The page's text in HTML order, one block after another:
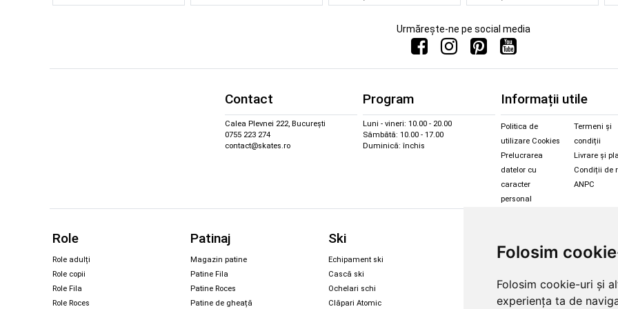
Folosim
Folosim cookie-uri și
experiența ta de
Urmărește-ne pe social media
Contact
Calea Plevnei 222, București
0755 223 274
contact@skates.ro
Program
Luni - vineri: 10.00 - 20.00
Sâmbătă: 10.00 - 17.00
Duminică: închis
Informații utile
Politica de
utilizare Cookies
Prelucrarea
datelor cu
caracter
personal
Termeni și
condiții
Livrare și
Condiții de
ANPC
Role
Role adulți
Role copii
Role Fila
Role Roces
Patinaj
Magazin patine
Patine Fila
Patine Roces
Patine de gheață
Ski
Echipament ski
Cască ski
Ochelari schi
Clăpari Atomic
Magazin snowboard
Legături Rome SDS